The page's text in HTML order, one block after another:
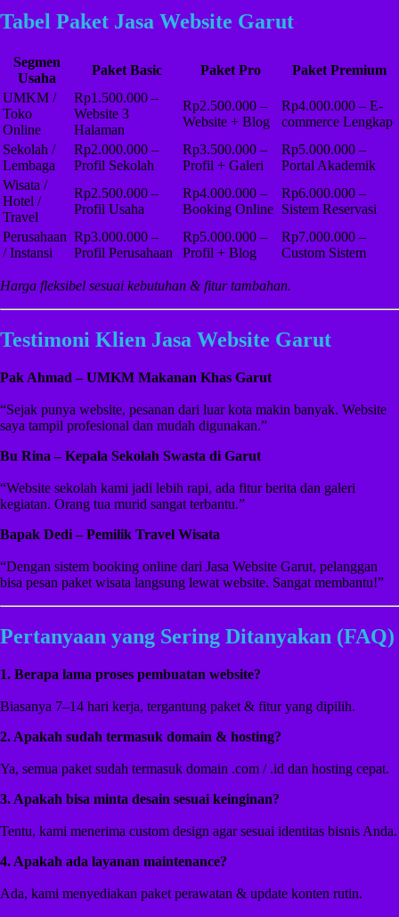
Tabel Paket Jasa Website Garut
Segmen
Usaha
Paket Basic Paket Pro
Paket Premium
UMKM /
Toko
Online
Rp1.500.000 –
Website 3
Halaman
Rp2.500.000 –
Website + Blog
Rp4.000.000 – E-
commerce Lengkap
Sekolah /
Lembaga
Rp2.000.000 –
Profil Sekolah
Rp3.500.000 –
Profil + Galeri
Rp5.000.000 –
Portal Akademik
Wisata /
Hotel /
Travel
Rp2.500.000 –
Profil Usaha
Rp4.000.000 –
Booking Online
Rp6.000.000 –
Sistem Reservasi
Perusahaan
/ Instansi
Rp3.000.000 –
Profil Perusahaan
Rp5.000.000 –
Profil + Blog
Rp7.000.000 –
Custom Sistem
Harga fleksibel sesuai kebutuhan & fitur tambahan.
Testimoni Klien Jasa Website Garut
Pak Ahmad – UMKM Makanan Khas Garut
“Sejak punya website, pesanan dari luar kota makin banyak. Website
saya tampil profesional dan mudah digunakan.”
Bu Rina – Kepala Sekolah Swasta di Garut
“Website sekolah kami jadi lebih rapi, ada fitur berita dan galeri
kegiatan. Orang tua murid sangat terbantu.”
Bapak Dedi – Pemilik Travel Wisata
“Dengan sistem booking online dari Jasa Website Garut, pelanggan
bisa pesan paket wisata langsung lewat website. Sangat membantu!”
Pertanyaan yang Sering Ditanyakan (FAQ)
1. Berapa lama proses pembuatan website?
Biasanya 7–14 hari kerja, tergantung paket & fitur yang dipilih.
2. Apakah sudah termasuk domain & hosting?
Ya, semua paket sudah termasuk domain .com / .id dan hosting cepat.
3. Apakah bisa minta desain sesuai keinginan?
Tentu, kami menerima custom design agar sesuai identitas bisnis Anda.
4. Apakah ada layanan maintenance?
Ada, kami menyediakan paket perawatan & update konten rutin.